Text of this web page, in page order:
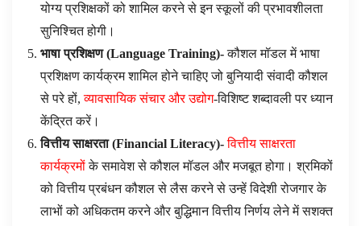
योग्य प्रशिक्षकों को शामिल करने से इन स्कूलों की प्रभावशीलता
सुनिश्चित होगी।
भाषा प्रशिक्षण (Language Training)-कौशल मॉडल में भाषा
प्रशिक्षण कार्यक्रम शामिल होने चाहिए जो बुनियादी संवादी कौशल
से परे हों,व्यावसायिक संचार और उद्योग-विशिष्ट शब्दावली पर ध्यान
केंद्रित करें।
वित्तीय साक्षरता (Financial Literacy)- वित्तीय साक्षरता
कार्यक्रमोंके समावेश से कौशल मॉडल और मजबूत होगा। श्रमिकों
को वित्तीय प्रबंधन कौशल से लैस करने से उन्हें विदेशी रोजगार के
लाभों को अधिकतम करने और बुद्धिमान वित्तीय निर्णय लेने में सशक्त